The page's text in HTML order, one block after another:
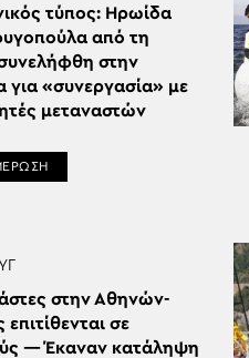
τύπος: Ηρωίδα
από τη
στην
για «συνεργασία» με
μεταναστών
στην Αθηνών-
επιτίθενται σε
— Έκαναν κατάληψη